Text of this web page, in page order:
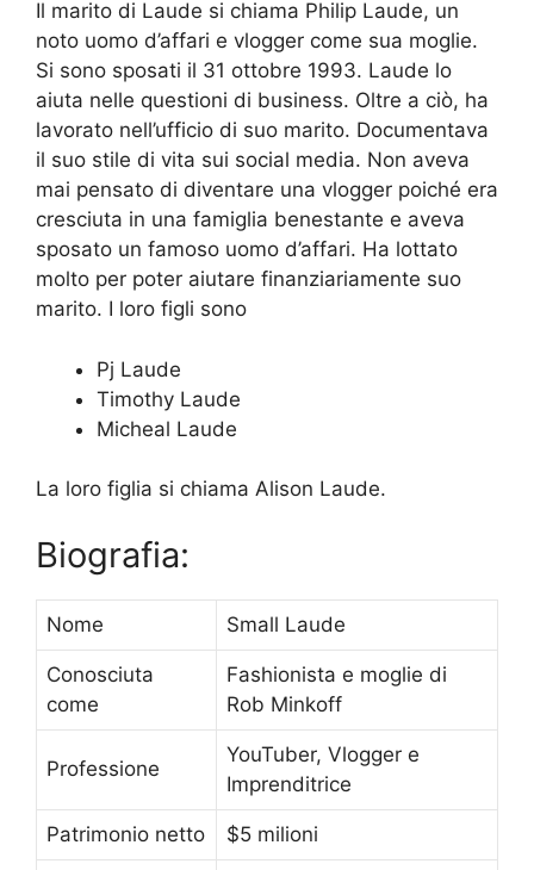
Il marito di Laude si chiama Philip Laude, un
noto uomo d’affari e vlogger come sua moglie.
Si sono sposati il 31 ottobre 1993. Laude lo
aiuta nelle questioni di business. Oltre a ciò, ha
lavorato nell’ufficio di suo marito. Documentava
il suo stile di vita sui social media. Non aveva
mai pensato di diventare una vlogger poiché era
cresciuta in una famiglia benestante e aveva
sposato un famoso uomo d’affari. Ha lottato
molto per poter aiutare finanziariamente suo
marito. I loro figli sono
Pj Laude
Timothy Laude
Micheal Laude
La loro figlia si chiama Alison Laude.
Biografia:
Nome Small Laude
Conosciuta
come
Fashionista e moglie di
Rob Minkoff
Professione
YouTuber, Vlogger e
Imprenditrice
Patrimonio netto $5 milioni